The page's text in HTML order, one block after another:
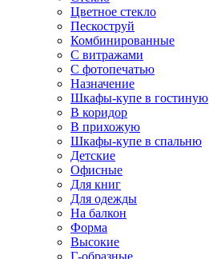
Цветное стекло
Пескоструй
Комбинированные
С витражами
С фотопечатью
Назначение
Шкафы-купе в гостиную
В коридор
В прихожую
Шкафы-купе в спальню
Детские
Офисные
Для книг
Для одежды
На балкон
Форма
Высокие
Г-образные